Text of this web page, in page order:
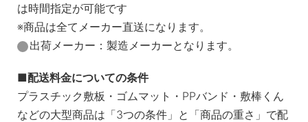
は時間指定が可能です
※商品は全てメーカー直送になります。
出荷メーカー：製造メーカーとなります。
配送料金についての条件
プラスチック敷板・ゴムマット・PPバンド・敷棒くん
などの大型商品は「3つの条件」と「商品の重さ」で配